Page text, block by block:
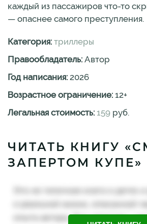
каждый из пассажиров что-то
— опаснее самого преступления.
Категория: триллеры
Правообладатель: Автор
Год написания: 2026
Возрастное ограничение: 12+
Легальная стоимость: 159 руб.
ЧИТАТЬ КНИГУ
ЗАПЕРТОМ